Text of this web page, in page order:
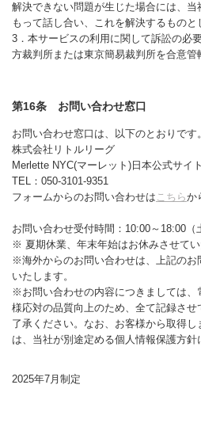
解決できない問題が生じた場合には、
もって話し合い、これを解決するものと
3．本サービスの利用に関して訴訟の必
方裁判所または東京簡易裁判所を合意管
第16条 お問い合わせ窓口
お問い合わせ窓口は、以下のとおりです。
株式会社リトルリーグ
Merlette NYC(マーレット)日本公式サ
TEL：050-3101-9351
フォームからのお問い合わせは こちらか
お問い合わせ受付時間：10:00～18:00（
※ 夏期休業、年末年始はお休みさせてい
※海外からのお問い合わせは、上記のお
いたします。
※お問い合わせの内容につきましては、
様応対の品質向上のため、全て記録さ
了承ください。なお、お客様から取得
は、当社が別途定める個人情報保護方針
2025年7月制定